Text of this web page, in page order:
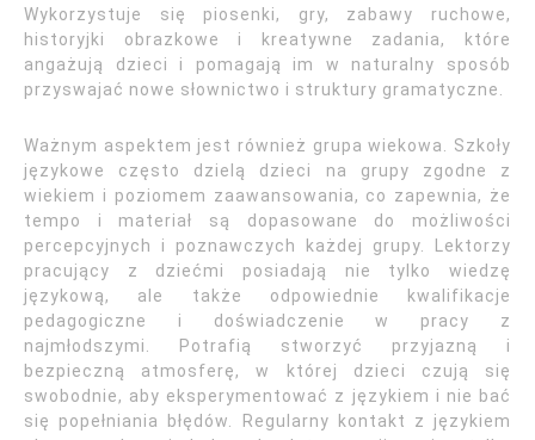
Wykorzystuje się piosenki, gry, zabawy ruchowe,
historyjki obrazkowe i kreatywne zadania, które
angażują dzieci i pomagają im w naturalny sposób
przyswajać nowe słownictwo i struktury gramatyczne.
Ważnym aspektem jest również grupa wiekowa. Szkoły
językowe często dzielą dzieci na grupy zgodne z
wiekiem i poziomem zaawansowania, co zapewnia, że
tempo i materiał są dopasowane do możliwości
percepcyjnych i poznawczych każdej grupy. Lektorzy
pracujący z dziećmi posiadają nie tylko wiedzę
językową, ale także odpowiednie kwalifikacje
pedagogiczne i doświadczenie w pracy z
najmłodszymi. Potrafią stworzyć przyjazną i
bezpieczną atmosferę, w której dzieci czują się
swobodnie, aby eksperymentować z językiem i nie bać
się popełniania błędów. Regularny kontakt z językiem